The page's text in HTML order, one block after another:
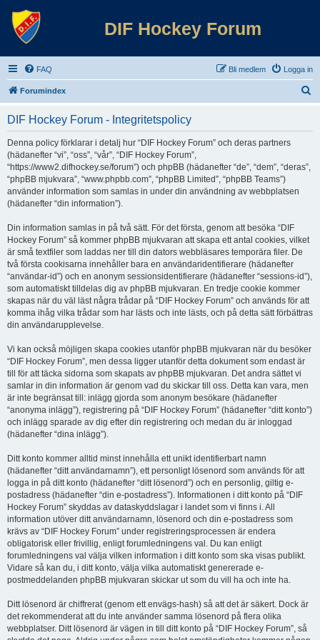
DIF Hockey Forum
FAQ Logga in
Bli medlem
Forumindex
DIF Hockey Forum - Integritetspolicy
Denna policy förklarar i detalj hur “DIF Hockey Forum” och deras partners
(hädanefter “vi”, “oss”, “vår”, “DIF Hockey Forum”,
“https://www2.difhockey.se/forum”) och phpBB (hädanefter “de”, “dem”, “deras”,
“phpBB mjukvara”, “www.phpbb.com”, “phpBB Limited”, “phpBB Teams”)
använder information som samlas in under din användning av webbplatsen
(hädanefter “din information”).
Din information samlas in på två sätt. För det första, genom att besöka “DIF
Hockey Forum” så kommer phpBB mjukvaran att skapa ett antal cookies, vilket
är små textfiler som laddas ner till din dators webbläsares temporära filer. De
två första cookisarna innehåller bara en användaridentifierare (hädanefter
“användar-id”) och en anonym sessionsidentifierare (hädanefter “sessions-id”),
som automatiskt tilldelas dig av phpBB mjukvaran. En tredje cookie kommer
skapas när du väl läst några trådar på “DIF Hockey Forum” och används för att
komma ihåg vilka trådar som har lästs och inte lästs, och på detta sätt förbättras
din användarupplevelse.
Vi kan också möjligen skapa cookies utanför phpBB mjukvaran när du besöker
“DIF Hockey Forum”, men dessa ligger utanför detta dokument som endast är
till för att täcka sidorna som skapats av phpBB mjukvaran. Det andra sättet vi
samlar in din information är genom vad du skickar till oss. Detta kan vara, men
är inte begränsat till: inlägg gjorda som anonym besökare (hädanefter
“anonyma inlägg”), registrering på “DIF Hockey Forum” (hädanefter “ditt konto”)
och inlägg sparade av dig efter din registrering och medan du är inloggad
(hädanefter “dina inlägg”).
Ditt konto kommer alltid minst innehålla ett unikt identifierbart namn
(hädanefter “ditt användarnamn”), ett personligt lösenord som används för att
logga in på ditt konto (hädanefter “ditt lösenord”) och en personlig, giltig e-
postadress (hädanefter “din e-postadress”). Informationen i ditt konto på “DIF
Hockey Forum” skyddas av dataskyddslagar i landet som vi finns i. All
information utöver ditt användarnamn, lösenord och din e-postadress som
krävs av “DIF Hockey Forum” under registreringsprocessen är endera
obligatorisk eller frivillig, enligt forumledningens val. Du kan enligt
forumledningens val välja vilken information i ditt konto som ska visas publikt.
Vidare så kan du, i ditt konto, välja vilka automatiskt genererade e-
postmeddelanden phpBB mjukvaran skickar ut som du vill ha och inte ha.
Ditt lösenord är chiffrerat (genom ett envägs-hash) så att det är säkert. Dock är
det rekommenderat att du inte använder samma lösenord på flera olika
webbplatser. Ditt lösenord är vägen in till ditt konto på “DIF Hockey Forum”, så